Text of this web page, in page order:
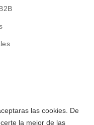
las cookies. De
la mejor de las